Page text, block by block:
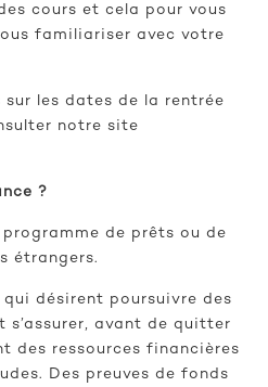
cours et cela pour vous
familiariser avec votre
sur les dates de la rentrée
notre site
?
programme de prêts ou de
étrangers.
désirent poursuivre des
s’assurer, avant de quitter
des ressources financières
Des preuves de fonds